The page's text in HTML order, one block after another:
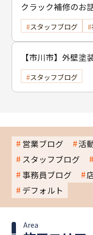
クラック補修のお話
スタッフブログ
【市川市】外壁塗
工程・作業内容を
スタッフブログ
営業ブログ
活
スタッフブログ
事務員ブログ
デフォルト
Area